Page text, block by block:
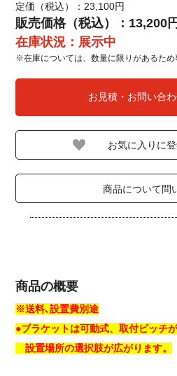
定価（税込）：23,100円
販売価格（税込）：13,200円
在庫状況：展示中
※在庫については、数量に限りがあるため
お見積・お問い合
商品について問
商品の概要
※送料､設置費別途
●ブラケットは可動式、取付ピッチ
設置場所の選択肢が広がります。